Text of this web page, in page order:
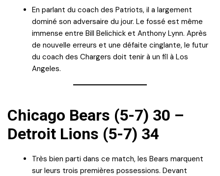
En parlant du coach des Patriots, il a largement
dominé son adversaire du jour. Le fossé est même
immense entre Bill Belichick et Anthony Lynn. Après
de nouvelle erreurs et une défaite cinglante, le futur
du coach des Chargers doit tenir à un fil à Los
Angeles.
Chicago Bears (5-7) 30 –
Detroit Lions (5-7) 34
Très bien parti dans ce match, les Bears marquent
sur leurs trois premières possessions. Devant